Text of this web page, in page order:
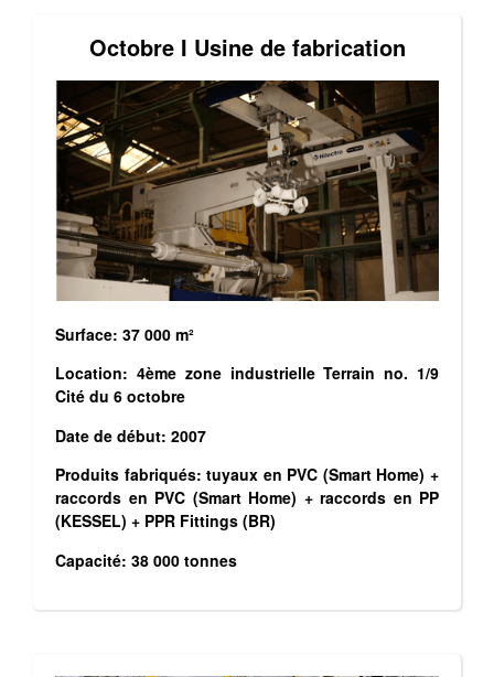
Octobre I Usine de fabrication
Surface: 37 000 m²
Location: 4ème zone industrielle Terrain no. 1/9
Cité du 6 octobre
Date de début: 2007
Produits fabriqués: tuyaux en PVC (Smart Home) +
raccords en PVC (Smart Home) + raccords en PP
(KESSEL) + PPR Fittings (BR)
Capacité: 38 000 tonnes